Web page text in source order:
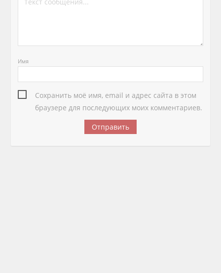
Имя
Сохранить моё имя, email и адрес сайта в этом
браузере для последующих моих комментариев.